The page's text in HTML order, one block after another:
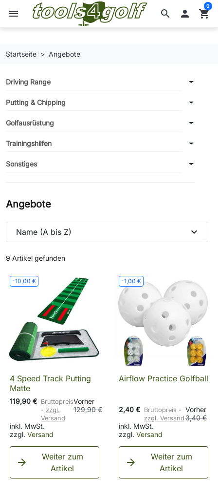
search
menu  shopping_cart
0
Startseite Angebote
Driving Range
Putting & Chipping
Golfausrüstung
Trainingshilfen
Sonstiges
Angebote
9 Artikel gefunden
Name (A bis Z) expand_more
-10,00 €
4 Speed Track Putting
Matte
119,90 € Bruttopreis
zzgl.
Versand
Vorher
129,90 €
inkl. MwSt.
zzgl. Versand

Weiter zum
Artikel
-1,00 €
Airflow Practice Golfball
2,40 € Bruttopreis
zzgl. Versand
Vorher
3,40 €
inkl. MwSt.
zzgl. Versand

Weiter zum
Artikel